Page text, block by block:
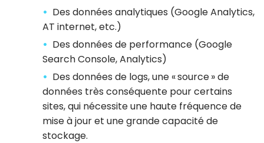
Des données analytiques (Google Analytics,
AT internet, etc.)
Des données de performance (Google
Search Console, Analytics)
Des données de logs, une « source » de
données très conséquente pour certains
sites, qui nécessite une haute fréquence de
mise à jour et une grande capacité de
stockage.